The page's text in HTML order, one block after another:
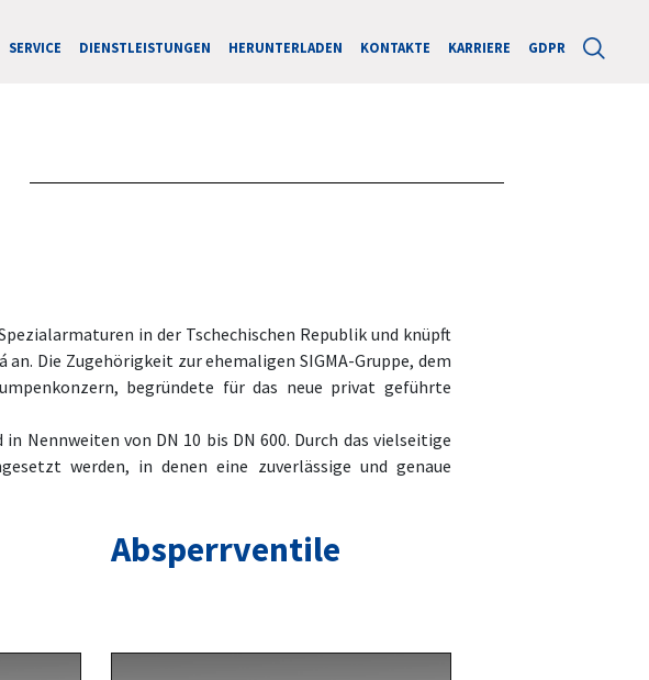
SERVICE DIENSTLEISTUNGEN HERUNTERLADEN KONTAKTE KARRIERE GDPR
in der Tschechischen Republik und knüpft
Die Zugehörigkeit zur ehemaligen SIGMA-Gruppe, dem
begründete für das neue privat geführte
Nennweiten von DN 10 bis DN 600. Durch das vielseitige
werden, in denen eine zuverlässige und genaue
Absperrventile